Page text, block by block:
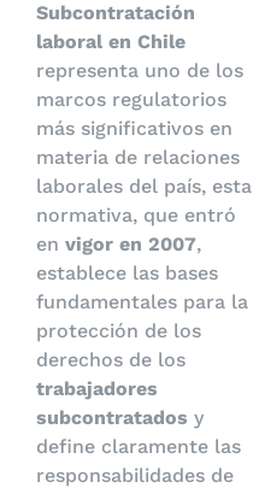
Subcontratación
laboral en Chile
representa uno de los
marcos regulatorios
más significativos en
materia de relaciones
laborales del país, esta
normativa, que entró
en vigor en 2007,
establece las bases
fundamentales para la
protección de los
derechos de los
trabajadores
subcontratados y
define claramente las
responsabilidades de